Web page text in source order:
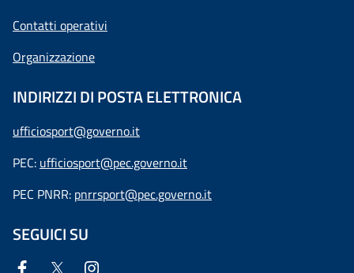
Contatti operativi
Organizzazione
INDIRIZZI DI POSTA ELETTRONICA
ufficiosport@governo.it
PEC: ufficiosport@pec.governo.it
PEC PNRR: pnrrsport@pec.governo.it
SEGUICI SU